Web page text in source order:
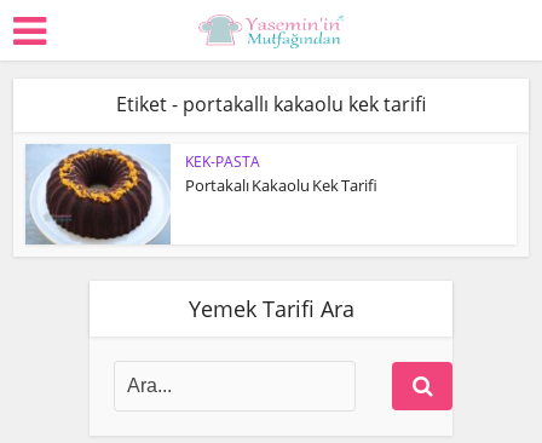
Etiket - portakallı kakaolu kek tarifi
KEK-PASTA
Portakalı Kakaolu Kek Tarifi
Yemek Tarifi Ara